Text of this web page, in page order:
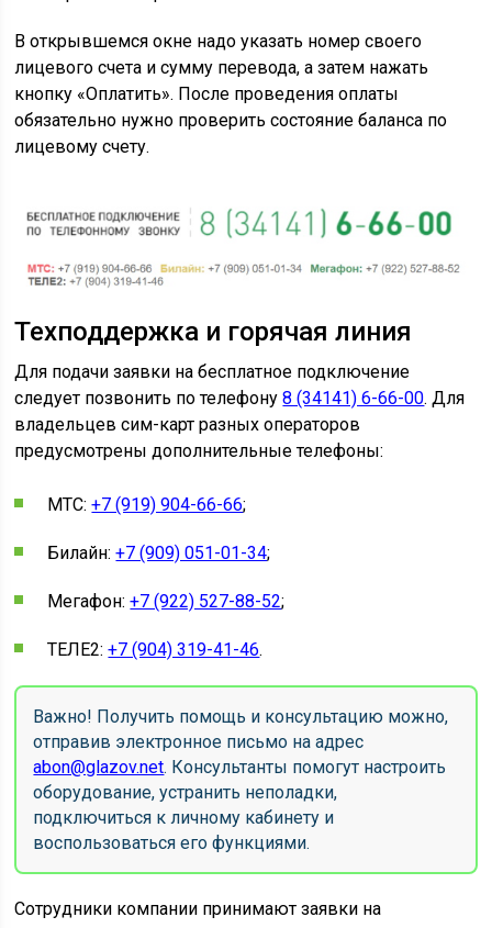
В открывшемся окне надо указать номер своего
лицевого счета и сумму перевода, а затем нажать
кнопку «Оплатить». После проведения оплаты
обязательно нужно проверить состояние баланса по
лицевому счету.
Техподдержка и горячая линия
Для подачи заявки на бесплатное подключение
следует позвонить по телефону8 (34141) 6-66-00. Для
владельцев сим-карт разных операторов
предусмотрены дополнительные телефоны:
МТС:+7 (919) 904-66-66;
Билайн:+7 (909) 051-01-34;
Мегафон:+7 (922) 527-88-52;
ТЕЛЕ2:+7 (904) 319-41-46.
Важно! Получить помощь и консультацию можно,
отправив электронное письмо на адрес
abon@glazov.net. Консультанты помогут настроить
оборудование, устранить неполадки,
подключиться к личному кабинету и
воспользоваться его функциями.
Сотрудники компании принимают заявки на